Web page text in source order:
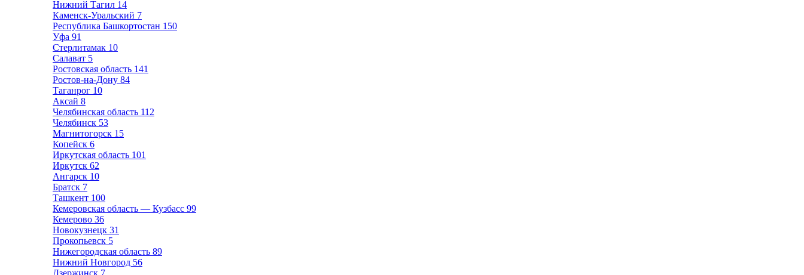
Нижний Тагил 14
Каменск-Уральский 7
Республика Башкортостан 150
Уфа 91
Стерлитамак 10
Салават 5
Ростовская область 141
Ростов-на-Дону 84
Таганрог 10
Аксай 8
Челябинская область 112
Челябинск 53
Магнитогорск 15
Копейск 6
Иркутская область 101
Иркутск 62
Ангарск 10
Братск 7
Ташкент 100
Кемеровская область — Кузбасс 99
Кемерово 36
Новокузнецк 31
Прокопьевск 5
Нижегородская область 89
Нижний Новгород 56
Дзержинск 7